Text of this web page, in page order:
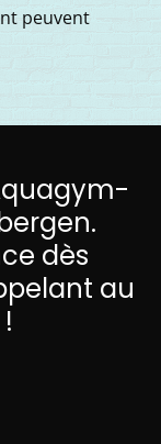
peuvent
dès
au
!